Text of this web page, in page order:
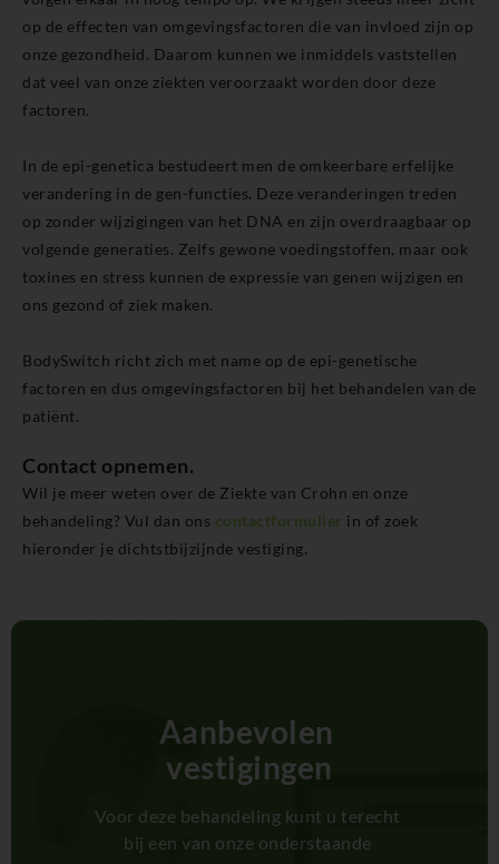
op de effecten van omgevingsfactoren die van invloed zijn op
onze gezondheid. Daarom kunnen we inmiddels vaststellen
dat veel van onze ziekten veroorzaakt worden door deze
factoren.
In de epi-genetica bestudeert men de omkeerbare erfelijke
verandering in de gen-functies. Deze veranderingen treden
op zonder wijzigingen van het DNA en zijn overdraagbaar op
volgende generaties. Zelfs gewone voedingstoffen, maar ook
toxines en stress kunnen de expressie van genen wijzigen en
ons gezond of ziek maken.
BodySwitch richt zich met name op de epi-genetische
factoren en dus omgevingsfactoren bij het behandelen van de
patiënt.
Contact opnemen.
Wil je meer weten over de Ziekte van Crohn en onze
behandeling? Vul dan ons contactformulier in of zoek
hieronder je dichtstbijzijnde vestiging.
Aanbevolen
vestigingen
Voor deze behandeling kunt u terecht
bij een van onze onderstaande